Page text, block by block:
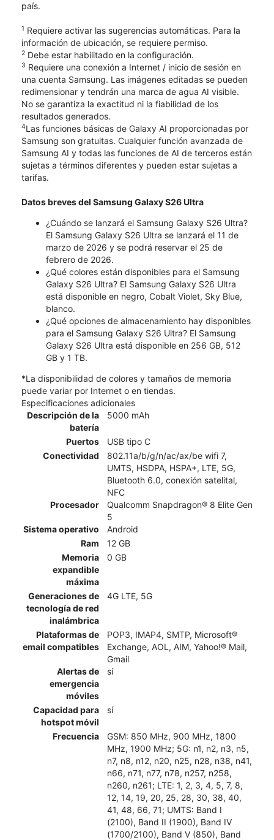
país.
1 Requiere activar las sugerencias automáticas. Para la
información de ubicación, se requiere permiso.
2 Debe estar habilitado en la configuración.
3 Requiere una conexión a Internet / inicio de sesión en
una cuenta Samsung. Las imágenes editadas se pueden
redimensionar y tendrán una marca de agua AI visible.
No se garantiza la exactitud ni la fiabilidad de los
resultados generados.
4Las funciones básicas de Galaxy AI proporcionadas por
Samsung son gratuitas. Cualquier función avanzada de
Samsung AI y todas las funciones de AI de terceros están
sujetas a términos diferentes y pueden estar sujetas a
tarifas.
Datos breves del Samsung Galaxy S26 Ultra
¿Cuándo se lanzará el Samsung Galaxy S26 Ultra?
El Samsung Galaxy S26 Ultra se lanzará el 11 de
marzo de 2026 y se podrá reservar el 25 de
febrero de 2026.
¿Qué colores están disponibles para el Samsung
Galaxy S26 Ultra? El Samsung Galaxy S26 Ultra
está disponible en negro, Cobalt Violet, Sky Blue,
blanco.
¿Qué opciones de almacenamiento hay disponibles
para el Samsung Galaxy S26 Ultra? El Samsung
Galaxy S26 Ultra está disponible en 256 GB, 512
GB y 1 TB.
*La disponibilidad de colores y tamaños de memoria
puede variar por Internet o en tiendas.
Especificaciones adicionales
Descripción de la
batería
5000 mAh
Puertos
USB tipo C
Conectividad
802.11a/b/g/n/ac/ax/be wifi 7,
UMTS, HSDPA, HSPA+, LTE, 5G,
Bluetooth 6.0, conexión satelital,
NFC
Procesador
Qualcomm Snapdragon® 8 Elite Gen
5
Sistema operativo
Android
Ram
12 GB
Memoria
expandible
máxima
0 GB
Generaciones de
tecnología de red
inalámbrica
4G LTE, 5G
Plataformas de
email compatibles
POP3, IMAP4, SMTP, Microsoft®
Exchange, AOL, AIM, Yahoo!® Mail,
Gmail
Alertas de
emergencia
móviles
sí
Capacidad para
hotspot móvil
sí
Frecuencia
GSM: 850 MHz, 900 MHz, 1800
MHz, 1900 MHz; 5G: n1, n2, n3, n5,
n7, n8, n12, n20, n25, n28, n38, n41,
n66, n71, n77, n78, n257, n258,
n260, n261; LTE: 1, 2, 3, 4, 5, 7, 8,
12, 14, 19, 20, 25, 28, 30, 38, 40,
41, 48, 66, 71; UMTS: Band I
(2100), Band II (1900), Band IV
(1700/2100), Band V (850), Band